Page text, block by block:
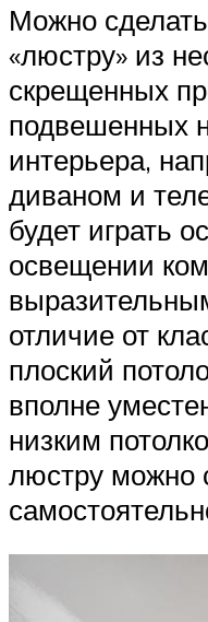
Можно
«люстру» из
скрещенных
подвешенных
интерьера,
диваном и
будет играть
освещении
отличие от
плоский
вполне
низким
люстру можно